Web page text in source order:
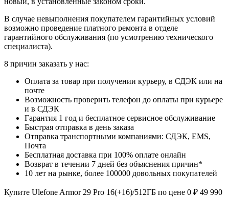
В случае невыполнения покупателем гарантийных условий
возможно проведение платного ремонта в отделе
гарантийного обслуживания (по усмотрению технического
специалиста).
8 причин заказать у нас:
Оплата за товар при получении курьеру, в СДЭК или на
почте
Возможность проверить телефон до оплаты при курьере
и в СДЭК
Гарантия 1 год и бесплатное сервисное обслуживание
Быстрая отправка в день заказа
Отправка транспортными компаниями: СДЭК, EMS,
Почта
Бесплатная доставка при 100% оплате онлайн
Возврат в течении 7 дней без объяснения причин*
10 лет на рынке, более 100000 довольных покупателей
Купите Ulefone Armor 29 Pro 16(+16)/512ГБ по цене 0 ₽ 49 990